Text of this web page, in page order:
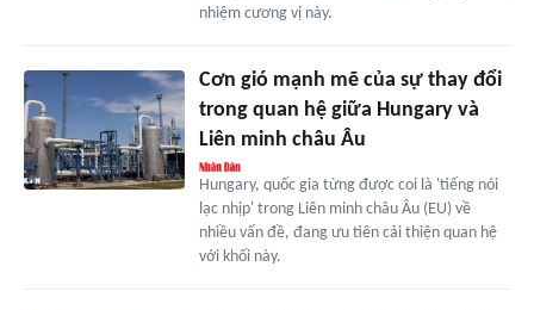
nhiệm cương vị này.
Cơn gió mạnh mẽ của sự thay đổi
trong quan hệ giữa Hungary và
Liên minh châu Âu
Hungary, quốc gia từng được coi là 'tiếng nói
lạc nhịp' trong Liên minh châu Âu (EU) về
nhiều vấn đề, đang ưu tiên cải thiện quan hệ
với khối này.